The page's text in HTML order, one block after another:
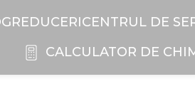
REDUCERICENTRUL DE
CALCULATOR DE